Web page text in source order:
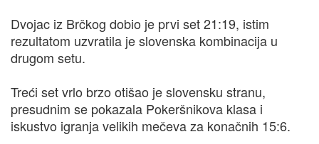
Dvojac iz Brčkog dobio je prvi set 21:19, istim
rezultatom uzvratila je slovenska kombinacija u
drugom setu.
Treći set vrlo brzo otišao je slovensku stranu,
presudnim se pokazala Pokeršnikova klasa i
iskustvo igranja velikih mečeva za konačnih 15:6.